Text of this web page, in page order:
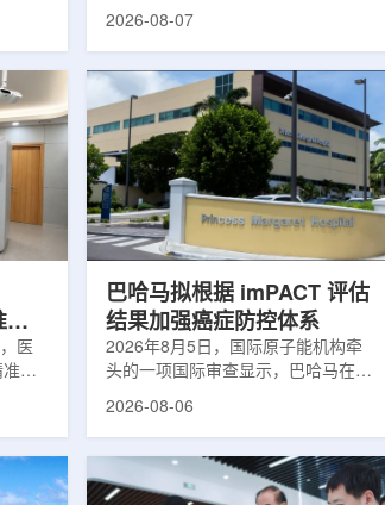
亚
，
性
，可
示，
疗具
将
出口
一些
布，已建立一种利用正电子三光子衰
该方法可结合现有临床PET显像剂使
用，有望为核医学影像提供观察组织
微环境的新手段。利用正电子-3光子
衰变的下一代核医学成像概念图目前
临床PET扫描主要利用正电子双光子
湮灭过程显示药物在体内的分布和积
累情况，但对组织缺氧等与疾病恶性
程度相关的微环境信息捕捉有限。...
2026-08-07
放
医
放
于患
程
的精
巴哈马拟根据 imPACT 评估
结果加强癌症防控体系
2026年8月5日，国际原子能机构牵
头的一项国际审查显示，巴哈马在加
强癌症治疗服务方面具备进一步提升
治疗效果提出了路线图。巴哈马拿骚
玛格丽特公主医院(图片：Pelow
2026-08-06